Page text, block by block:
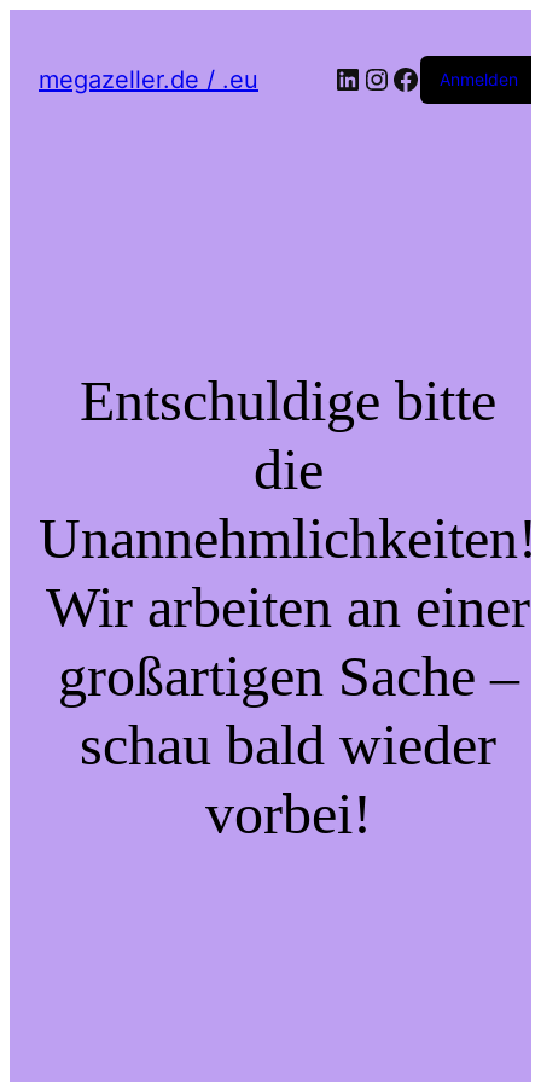
megazeller.de / .eu LinkedIn
Instagram
Facebook
Anmelden
Entschuldige bitte
die
Unannehmlichkeiten!
Wir arbeiten an einer
großartigen Sache –
schau bald wieder
vorbei!